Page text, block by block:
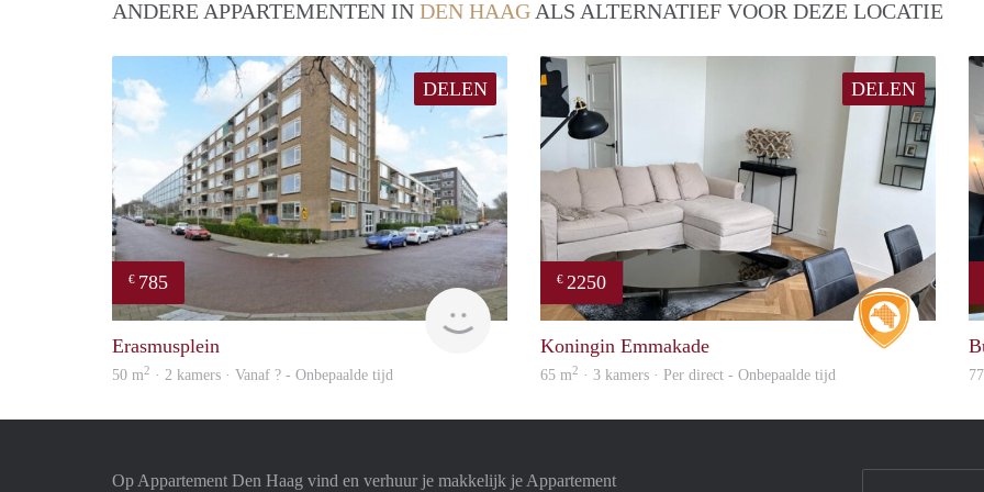
ANDERE APPARTEMENTEN IN DEN HAAG ALS ALTERNATIEF VOOR DEZE LOCATIE
DELEN
€ 785
rent
Erasmusplein
50 m2 · 2 kamers · Vanaf ? - Onbepaalde tijd
DELEN
€ 2250
Real Estate
Koningin Emmakade
65 m2 · 3 kamers · Per direct - Onbepaalde tijd
Op Appartement Den Haag vind en verhuur je makkelijk je Appartement